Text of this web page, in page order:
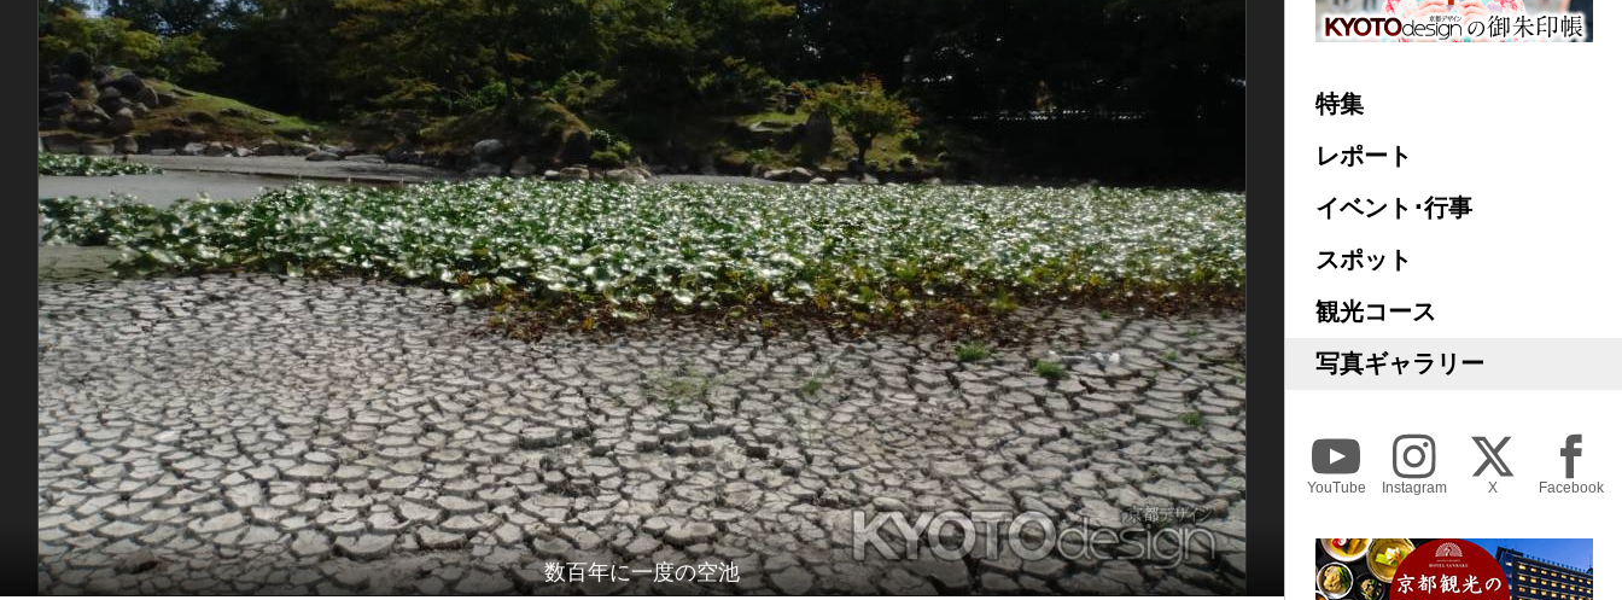
数百年に一度の空池
特集
レポート
イベント･行事
スポット
観光コース
写真ギャラリー
YouTube Instagram X Facebook